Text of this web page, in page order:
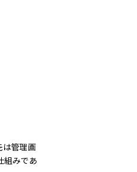
は管理画
組みであ